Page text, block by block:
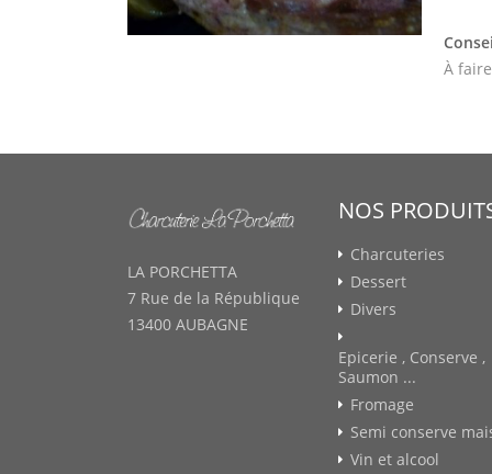
À
LA PORCHETTA
7 Rue de la République
13400 AUBAGNE
NOS
Charcuteries
Dessert
Divers
Epicerie , Conserve ,
Saumon ...
Fromage
Semi conserve
Vin et alcool